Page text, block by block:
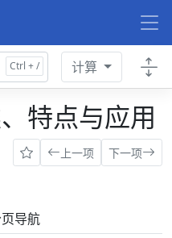
计算
特点与应用
上一项 下一项
导航